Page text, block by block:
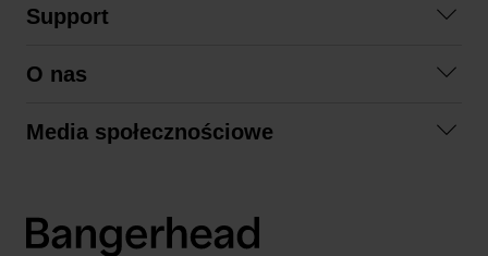
Support
Regulamin zakupów
O nas
Zrównoważony rozwój
Media społecznościowe
LinkedIn